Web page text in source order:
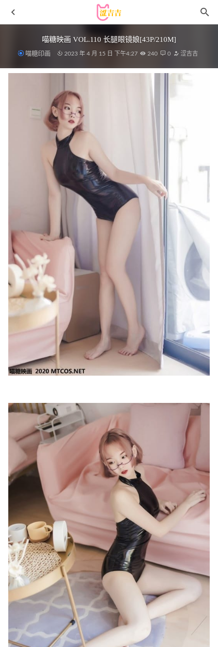
喵糖映画 VOL.110 长腿眼镜娘[43P/210M]
喵糖印画 2023 年 4 月 15 日 下午4:27 240 0 涩吉吉
[Bimilstory] Risa Vol.5 – Red flavor Risa [109P3V-2.21G]
神楽坂真冬 – NO.137 骆驼乐园[75P-180MB]
2023-01-14
[Xiuren秀人网]2024.09.14 NO.9167 Erikaki[79+1P/809MB]
[YOUMI尤蜜荟]2021.08.20 VOL.685 熊小诺[50+1P／
2023-01-03
[微密圈]水蜜桃米米 – 吊带黑丝 [30P-122M]